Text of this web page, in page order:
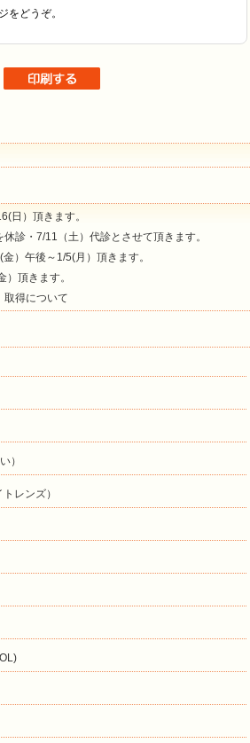
をどうぞ。
日）頂きます。
診・7/11（土）代診とさせて頂きます。
）午後～1/5(月）頂きます。
）頂きます。
取得について
）
レンズ）